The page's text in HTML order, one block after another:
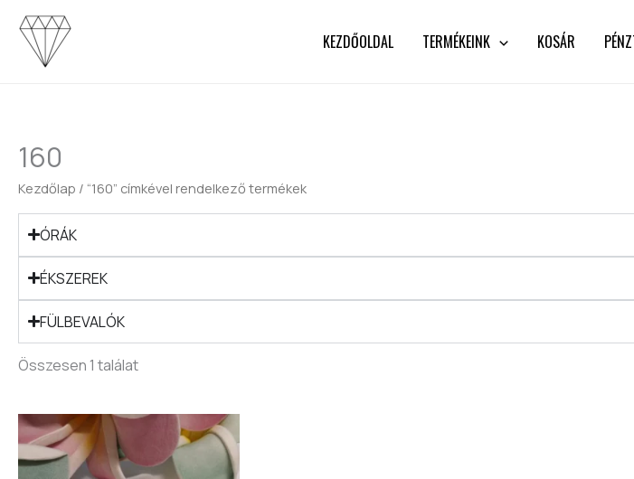
Skip
content
KEZDŐOLDAL TERMÉKEINK KOSÁR
160
Kezdőlap / “160” címkével rendelkező termékek
ÓRÁK
ÉKSZEREK
FÜLBEVALÓK
Összesen 1 találat